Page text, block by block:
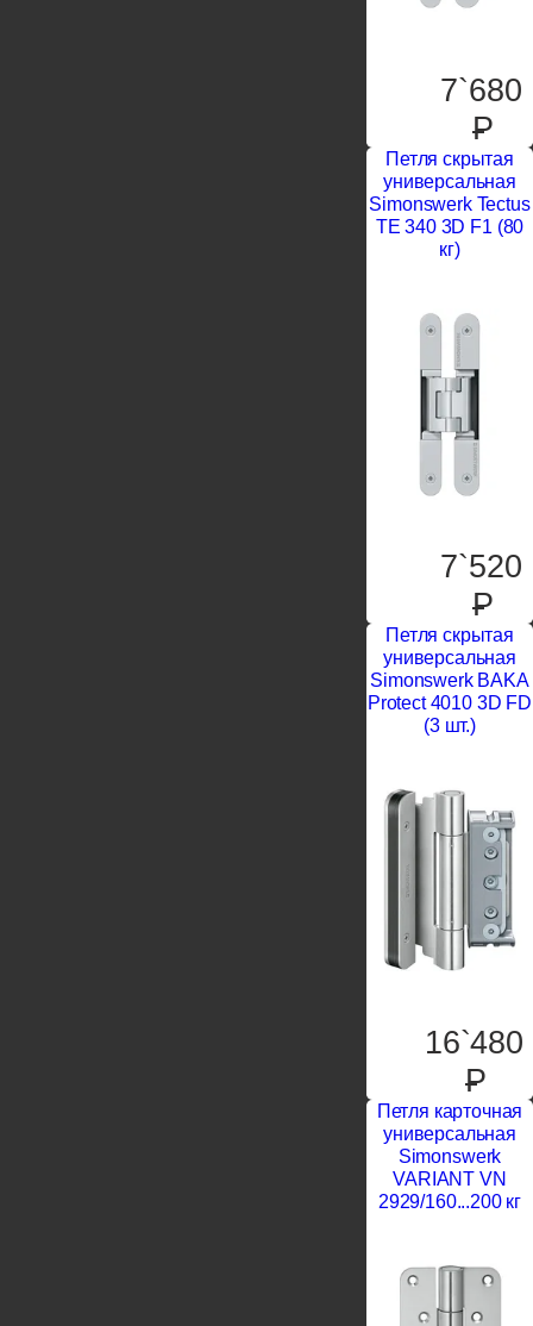
7`680
P
Петля скрытая
универсальная
Simonswerk Tectus
TE 340 3D F1 (80
кг)
7`520
P
Петля скрытая
универсальная
Simonswerk BAKA
Protect 4010 3D FD
(3 шт.)
16`480
P
Петля карточная
универсальная
Simonswerk
VARIANT VN
2929/160...200 кг